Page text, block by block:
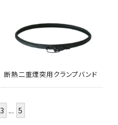
断熱二重煙突用クランプバンド
3 ... 5